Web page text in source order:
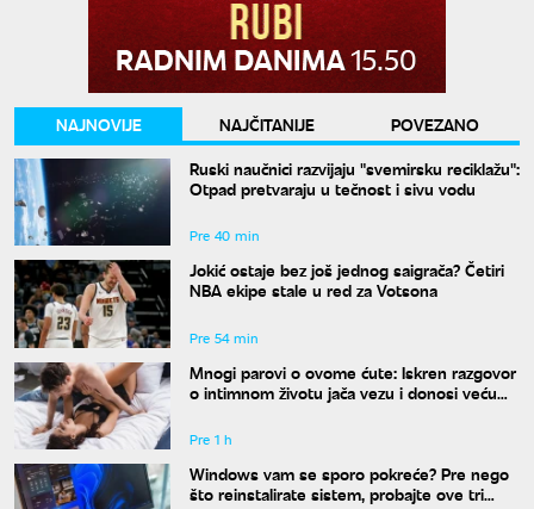
NAJNOVIJE NAJČITANIJE
POVEZANO
Ruski naučnici razvijaju "svemirsku reciklažu":
Otpad pretvaraju u tečnost i sivu vodu
Pre 40 min
Jokić ostaje bez još jednog saigrača? Četiri
NBA ekipe stale u red za Votsona
Pre 54 min
Mnogi parovi o ovome ćute: Iskren razgovor
o intimnom životu jača vezu i donosi veću
Pre 1 h
Windows vam se sporo pokreće? Pre nego
što reinstalirate sistem, probajte ove tri